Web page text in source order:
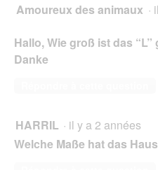
Amoureux des animaux ·
Hallo, Wie groß ist das
Danke
HARRIL · il y a 2 années
Welche Maße hat das